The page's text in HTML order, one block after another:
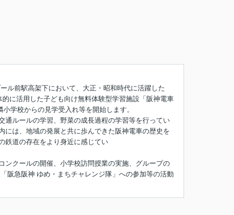
ル前駅高架下において、大正・昭和時代に活躍した
に活用した子ども向け無料体験型学習施設「阪神電車
学校からの見学受入れ等を開始します。
通ルールの学習、野菜の成長過程の学習等を行ってい
には、地域の発展と共に歩んできた阪神電車の歴史を
鉄道の存在をより身近に感じてい
ンクールの開催、小学校訪問授業の実施、グループの
阪急阪神 ゆめ・まちチャレンジ隊」への参加等の活動